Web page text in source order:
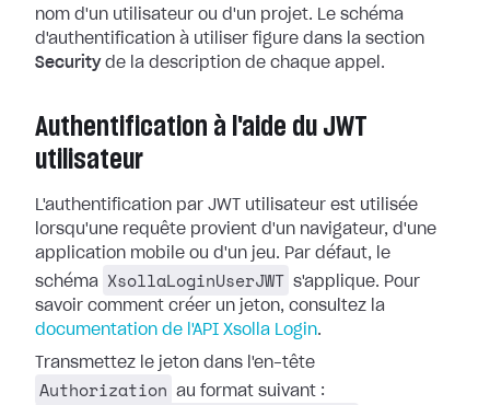
nom d'un utilisateur ou d'un projet. Le schéma
d'authentification à utiliser figure dans la section
Securityde la description de chaque appel.
Authentification à l'aide du JWT
utilisateur
L'authentification par JWT utilisateur est utilisée
lorsqu'une requête provient d'un navigateur, d'une
application mobile ou d'un jeu. Par défaut, le
schéma
XsollaLoginUserJWT s'applique. Pour
savoir comment créer un jeton, consultez la
documentation de l'API Xsolla Login.
Transmettez le jeton dans l'en-tête
Authorization au format suivant :